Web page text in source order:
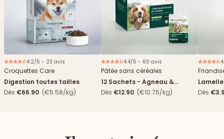
4.2/5 - 23 avis
Croquettes Care
Digestion toutes tailles
Dès €66.90 (€5.58/kg)
4.4/5 - 60 avis
Pâtée sans céréales
12 Sachets - Agneau &
haricots verts
Dès €12.90 (€10.75/kg)
Dès